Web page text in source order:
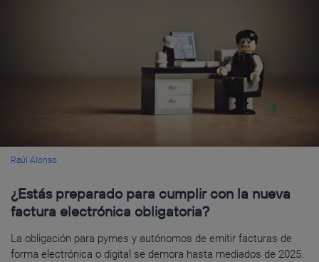
Raúl Alonso
¿Estás preparado para cumplir con la nueva
factura electrónica obligatoria?
La obligación para pymes y autónomos de emitir facturas de
forma electrónica o digital se demora hasta mediados de 2025.